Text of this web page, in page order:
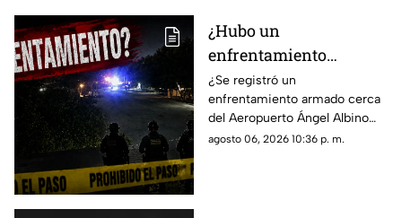
¿Hubo un
enfrentamiento
armado en el
aeropuerto Ángel
Albino Corzo? Esto
dijeron las autoridades
¿Se registró un
enfrentamiento armado cerca
del Aeropuerto Ángel Albino
Corzo? Autoridades
agosto 06, 2026 10:36 p. m.